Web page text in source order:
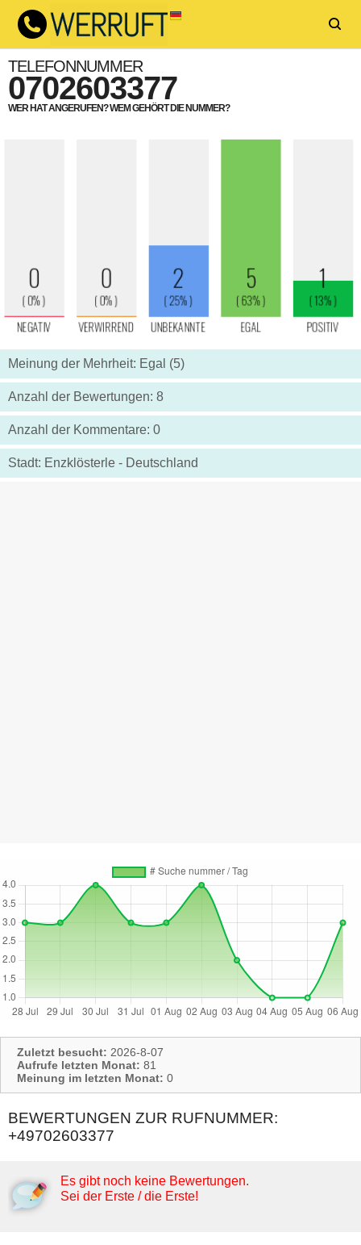
TELEFONNUMMER
0702603377
WER HAT ANGERUFEN? WEM GEHÖRT DIE NUMMER?
Meinung der Mehrheit: Egal (5)
Anzahl der Bewertungen: 8
Anzahl der Kommentare: 0
Stadt: Enzklösterle - Deutschland
Zuletzt besucht: 2026-8-07
Aufrufe letzten Monat: 81
Meinung im letzten Monat: 0
BEWERTUNGEN ZUR RUFNUMMER:
+49702603377
Es gibt noch keine Bewertungen.
Sei der Erste / die Erste!